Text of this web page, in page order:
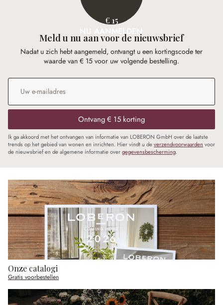
€ 15
NU AANMELDEN
Meld u nu aan voor de nieuwsbrief
Nadat u zich hebt aangemeld, ontvangt u een kortingscode ter
waarde van € 15 voor uw volgende bestelling.
E-mailadres
Ontvang € 15 korting
Ik ga akkoord met het ontvangen van informatie van LOBERON GmbH over de laatste
trends op het gebied van wonen en inrichten. Hier vindt u deverzendvoorwaarden voor
de nieuwsbrief en de algemene informatie overgegevensbescherming.
Onze catalogi
Gratis voorbestellen